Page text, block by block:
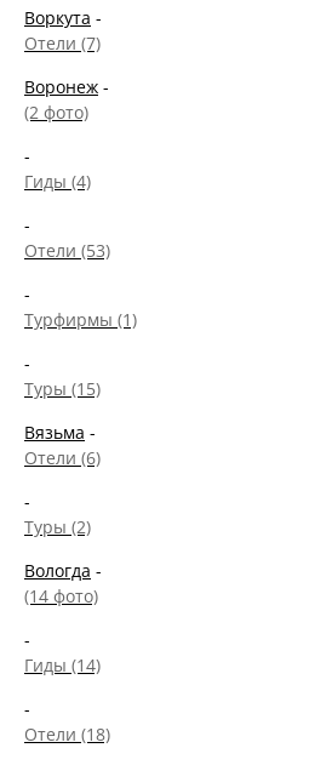
Воркута -
Отели (7)
Воронеж -
(2 фото)
-
Гиды (4)
-
Отели (53)
-
Турфирмы (1)
-
Туры (15)
Вязьма -
Отели (6)
-
Туры (2)
Вологда -
(14 фото)
-
Гиды (14)
-
Отели (18)